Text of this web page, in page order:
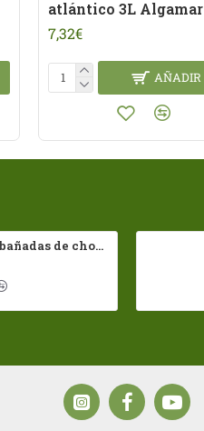
atlántico 3L Algamar
7,32€
AÑADIR
Frambuesas bañadas de chocolates con leche Franui 150gr Sin Gluten